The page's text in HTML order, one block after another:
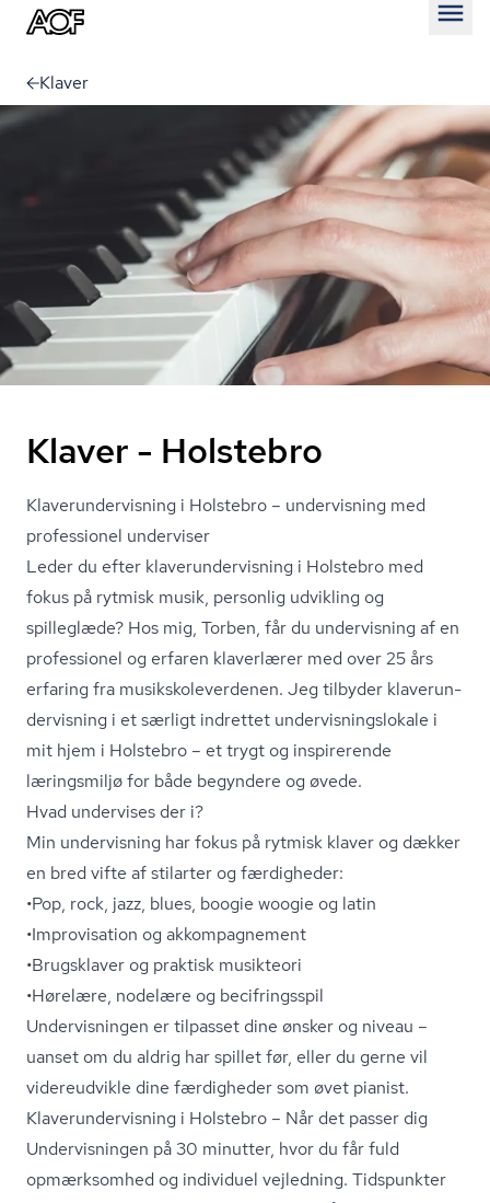
Klaver
Klaver - Holstebro
Kla­ver­un­der­vis­ning i Holstebro – undervisning med
professionel underviser
Leder du efter kla­ver­un­der­vis­ning i Holstebro med
fokus på rytmisk musik, personlig udvikling og
spilleglæde? Hos mig, Torben, får du undervisning af en
professionel og erfaren klaverlærer med over 25 års
erfaring fra mu­siks­ko­le­ver­de­nen. Jeg tilbyder kla­ver­un­
der­vis­ning i et særligt indrettet un­der­vis­nings­lo­ka­le i
mit hjem i Holstebro – et trygt og inspirerende
læringsmiljø for både begyndere og øvede.
Hvad undervises der i?
Min undervisning har fokus på rytmisk klaver og dækker
en bred vifte af stilarter og færdigheder:
•Pop, rock, jazz, blues, boogie woogie og latin
•Improvisation og akkompagnement
•Brugsklaver og praktisk musikteori
•Hørelære, nodelære og becifringsspil
Undervisningen er tilpasset dine ønsker og niveau –
uanset om du aldrig har spillet før, eller du gerne vil
videreudvikle dine færdigheder som øvet pianist.
Kla­ver­un­der­vis­ning i Holstebro – Når det passer dig
Undervisningen på 30 minutter, hvor du får fuld
opmærksomhed og individuel vejledning. Tidspunkter